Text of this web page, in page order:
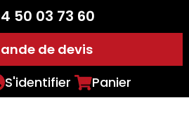
50 03 73 60
de devis
S'identifier Panier